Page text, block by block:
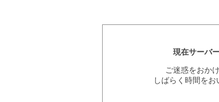
現在サーバ
ご迷惑をおか
しばらく時間を